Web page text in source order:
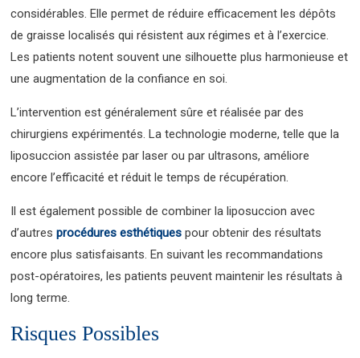
considérables. Elle permet de réduire efficacement les dépôts
de graisse localisés qui résistent aux régimes et à l’exercice.
Les patients notent souvent une silhouette plus harmonieuse et
une augmentation de la confiance en soi.
L’intervention est généralement sûre et réalisée par des
chirurgiens expérimentés. La technologie moderne, telle que la
liposuccion assistée par laser ou par ultrasons, améliore
encore l’efficacité et réduit le temps de récupération.
Il est également possible de combiner la liposuccion avec
d’autresprocédures esthétiques pour obtenir des résultats
encore plus satisfaisants. En suivant les recommandations
post-opératoires, les patients peuvent maintenir les résultats à
long terme.
Risques Possibles